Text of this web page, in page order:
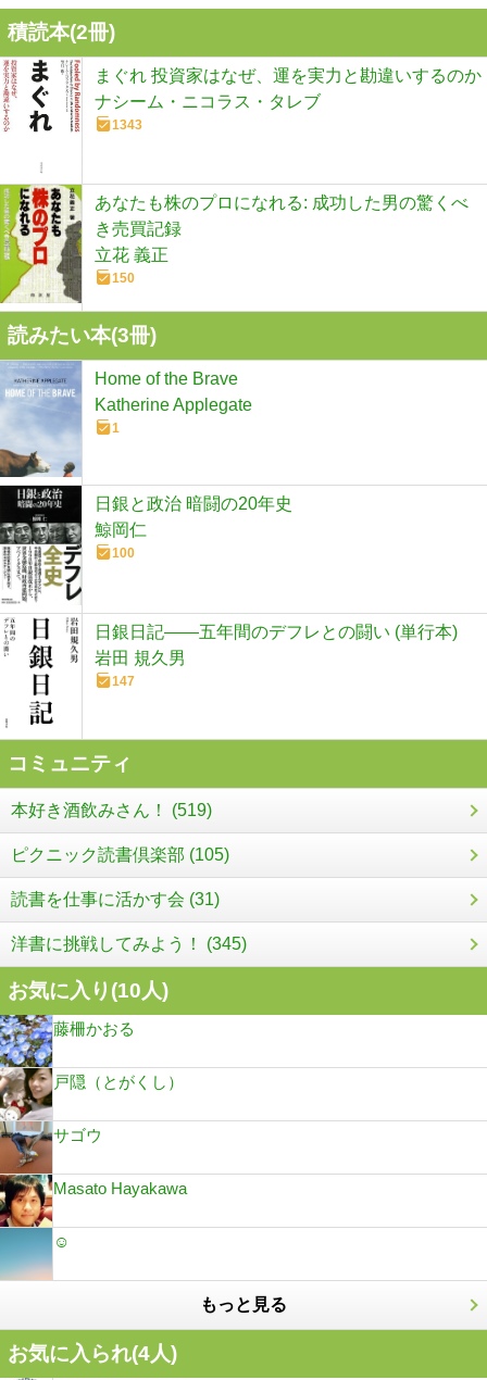
積読本(2冊)
まぐれ 投資家はなぜ、運を実力と勘違いするのか
ナシーム・ニコラス・タレブ
1343
あなたも株のプロになれる: 成功した男の驚くべ
き売買記録
立花 義正
150
読みたい本(3冊)
Home of the Brave
Katherine Applegate
1
日銀と政治 暗闘の20年史
鯨岡仁
100
日銀日記――五年間のデフレとの闘い (単行本)
岩田 規久男
147
コミュニティ
本好き酒飲みさん！ (519)
ピクニック読書倶楽部 (105)
読書を仕事に活かす会 (31)
洋書に挑戦してみよう！ (345)
お気に入り(10人)
藤柵かおる
戸隠（とがくし）
サゴウ
Masato Hayakawa
☺︎
もっと見る
お気に入られ(4人)